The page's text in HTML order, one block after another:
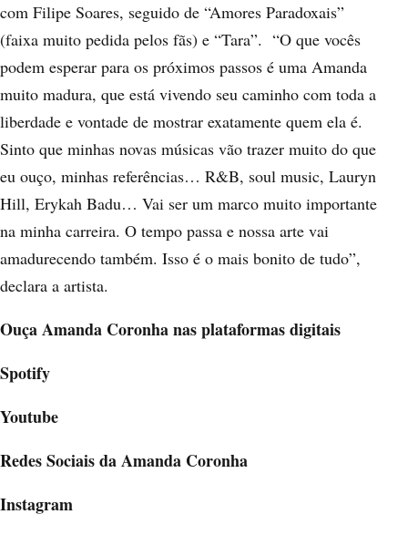
com Filipe Soares, seguido de “Amores Paradoxais”
(faixa muito pedida pelos fãs) e “Tara”. “O que vocês
podem esperar para os próximos passos é uma Amanda
muito madura, que está vivendo seu caminho com toda a
liberdade e vontade de mostrar exatamente quem ela é.
Sinto que minhas novas músicas vão trazer muito do que
eu ouço, minhas referências… R&B, soul music, Lauryn
Hill, Erykah Badu… Vai ser um marco muito importante
na minha carreira. O tempo passa e nossa arte vai
amadurecendo também. Isso é o mais bonito de tudo”,
declara a artista.
Ouça Amanda Coronha nas plataformas digitais
Spotify
Youtube
Redes Sociais da Amanda Coronha
Instagram